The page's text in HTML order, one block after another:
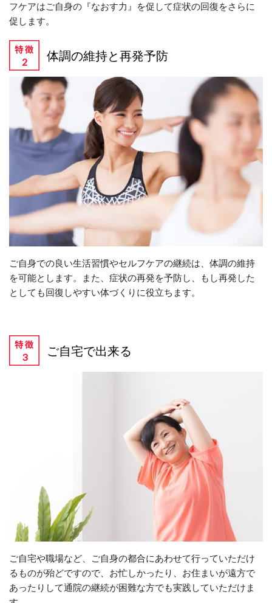
フケアはご自身の『なおす力』を促して症状の回復をさらに
促します。
体調の維持と再発予防
ご自身での良い生活習慣やセルフケアの継続は、体調の維持
を可能とします。また、症状の再発を予防し、もし再発した
としても回復しやすい体づくりに役立ちます。
ご自宅で出来る
ご自宅や職場など、ご自身の都合にあわせて行っていただけ
るものが殆どですので、お忙しかったり、お住まいが遠方で
あったりして通院の継続が困難な方でも実践していただけま